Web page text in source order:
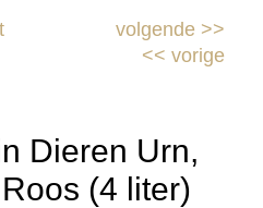
volgende>>
<< vorige
Dieren Urn,
(4 liter)